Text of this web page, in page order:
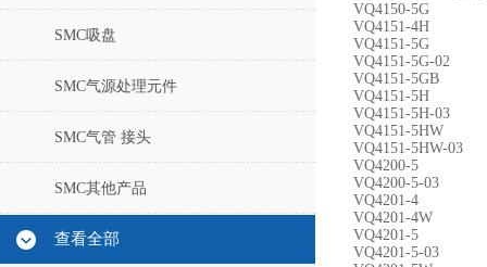
SMC吸盘
SMC气源处理元件
SMC气管 接头
SMC其他产品
查看全部
VQ4150-5G
VQ4151-4H
VQ4151-5G
VQ4151-5G-02
VQ4151-5GB
VQ4151-5H
VQ4151-5H-03
VQ4151-5HW
VQ4151-5HW-03
VQ4200-5
VQ4200-5-03
VQ4201-4
VQ4201-4W
VQ4201-5
VQ4201-5-03